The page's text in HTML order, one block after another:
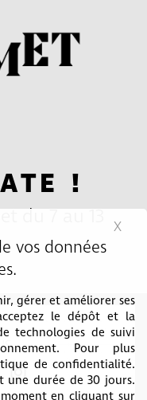
vos données
gérer et améliorer ses
le dépôt et la
technologies de suivi
Pour plus
de confidentialité.
une durée de 30 jours.
en cliquant sur
X
!
du 7 au 13